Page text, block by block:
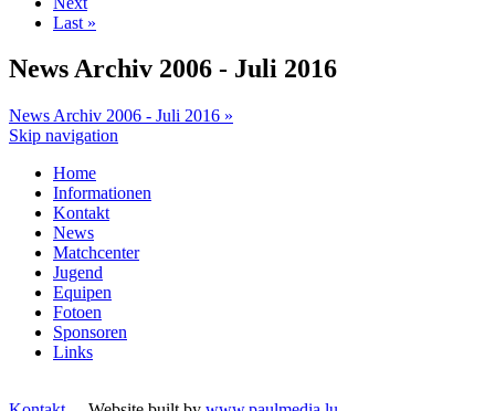
Last »
News Archiv 2006 - Juli 2016
News Archiv 2006 - Juli 2016 »
Skip navigation
Home
Informationen
Kontakt
News
Matchcenter
Jugend
Equipen
Fotoen
Sponsoren
Links